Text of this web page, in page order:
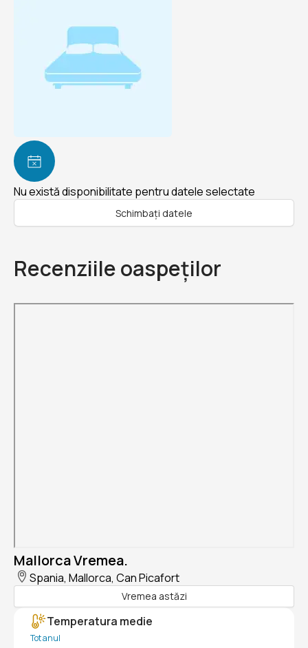
Nu există disponibilitate pentru datele selectate
Schimbați datele
Recenziile oaspeților
Mallorca Vremea.
Spania, Mallorca, Can Picafort
Vremea astăzi
Temperatura medie
Tot anul